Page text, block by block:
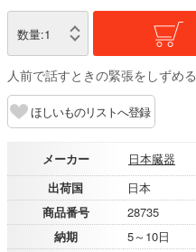
数量:1
人前で話すときの緊張をしずめる
ほしいものリストへ登録
メーカー
日本臓器
出荷国
日本
商品番号
28735
納期
5～10日